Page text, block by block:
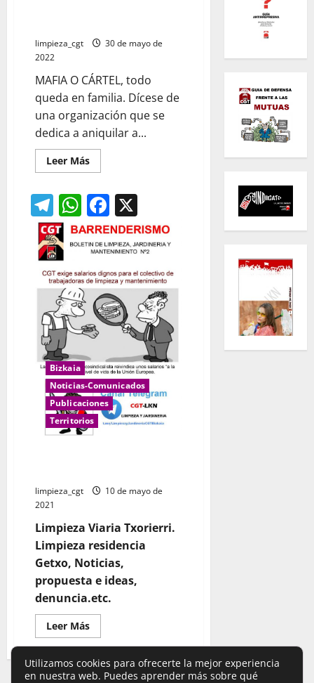
limpieza_cgt
30 de mayo de
2022
MAFIA O CÁRTEL, todo
queda en familia. Dícese de
una organización que se
dedica a aniquilar a...
Leer MásLeer
más
Barrenderismo,
Boletín
Limpieza
Bizkaia
Nº3:
Aprenda
de
la
mafia
Telegram
WhatsApp
Facebook
Bizkaia
Noticias-Comunicados
Publicaciones
Territorios
limpieza_cgt
10 de mayo de
2021
Limpieza Viaria Txorierri.
Limpieza residencia
Getxo, Noticias,
propuesta e ideas,
denuncia.etc.
Leer MásLeer
más
acerca
BARRENDERISMO:
FANZINE
Utilizamos cookies para ofrecerte la mejor experiencia
en nuestra web. Puedes aprender más sobre qué